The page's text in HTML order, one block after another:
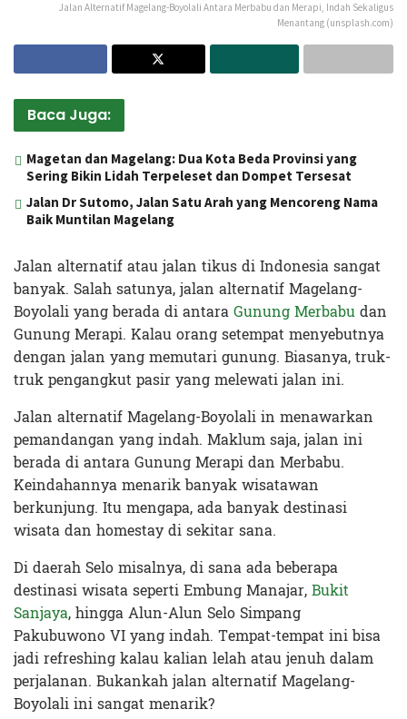
Jalan Alternatif Magelang-Boyolali Antara Merbabu dan Merapi, Indah Sekaligus
Menantang (unsplash.com)
Baca Juga:
Magetan dan Magelang: Dua Kota Beda Provinsi yang
Sering Bikin Lidah Terpeleset dan Dompet Tersesat
Jalan Dr Sutomo, Jalan Satu Arah yang Mencoreng Nama
Baik Muntilan Magelang
Jalan alternatif atau jalan tikus di Indonesia sangat
banyak. Salah satunya, jalan alternatif Magelang-
Boyolali yang berada di antaraGunung Merbabudan
Gunung Merapi. Kalau orang setempat menyebutnya
dengan jalan yang memutari gunung. Biasanya, truk-
truk pengangkut pasir yang melewati jalan ini.
Jalan alternatif Magelang-Boyolali in menawarkan
pemandangan yang indah. Maklum saja, jalan ini
berada di antara Gunung Merapi dan Merbabu.
Keindahannya menarik banyak wisatawan
berkunjung. Itu mengapa, ada banyak destinasi
wisata dan homestay di sekitar sana.
Di daerah Selo misalnya, di sana ada beberapa
destinasi wisata seperti Embung Manajar,Bukit
Sanjaya, hingga Alun-Alun Selo Simpang
Pakubuwono VI yang indah. Tempat-tempat ini bisa
jadi refreshing kalau kalian lelah atau jenuh dalam
perjalanan. Bukankah jalan alternatif Magelang-
Boyolali ini sangat menarik?